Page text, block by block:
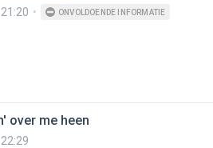
21:20 ONVOLDOENDE INFORMATIE
over me heen
22:29